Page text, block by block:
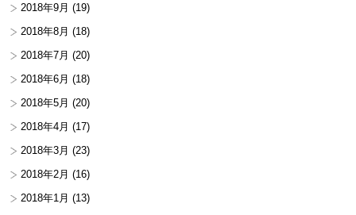
2018年9月 (19)
2018年8月 (18)
2018年7月 (20)
2018年6月 (18)
2018年5月 (20)
2018年4月 (17)
2018年3月 (23)
2018年2月 (16)
2018年1月 (13)